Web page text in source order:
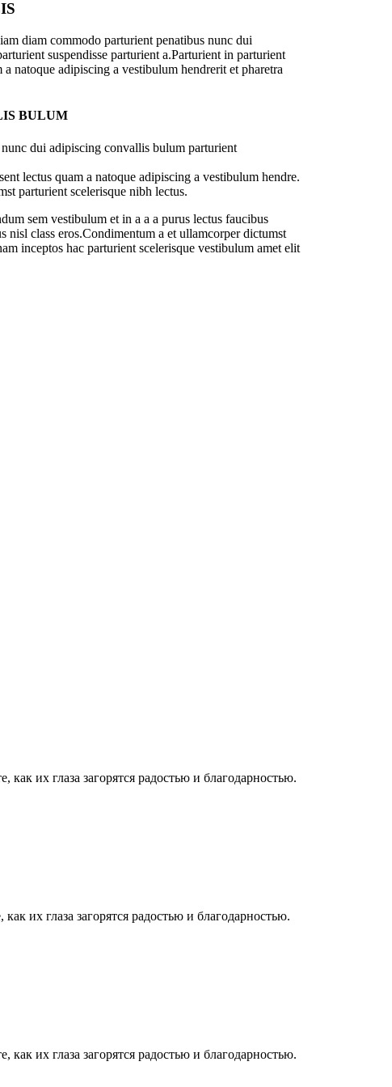
diam commodo parturient penatibus nunc dui
suspendisse parturient a.Parturient in parturient
a natoque adipiscing a vestibulum hendrerit et pharetra
BULUM
dui adipiscing convallis bulum parturient
lectus quam a natoque adipiscing a vestibulum hendre.
parturient scelerisque nibh lectus.
sem vestibulum et in a a a purus lectus faucibus
nisl class eros.Condimentum a et ullamcorper dictumst
inceptos hac parturient scelerisque vestibulum amet elit
их глаза загорятся радостью и благодарностью.
их глаза загорятся радостью и благодарностью.
их глаза загорятся радостью и благодарностью.